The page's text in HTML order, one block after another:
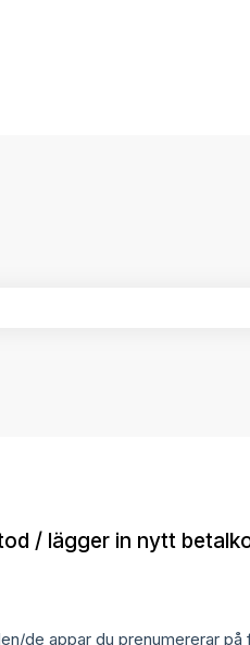
/ lägger in nytt
de appar du prenumererar på